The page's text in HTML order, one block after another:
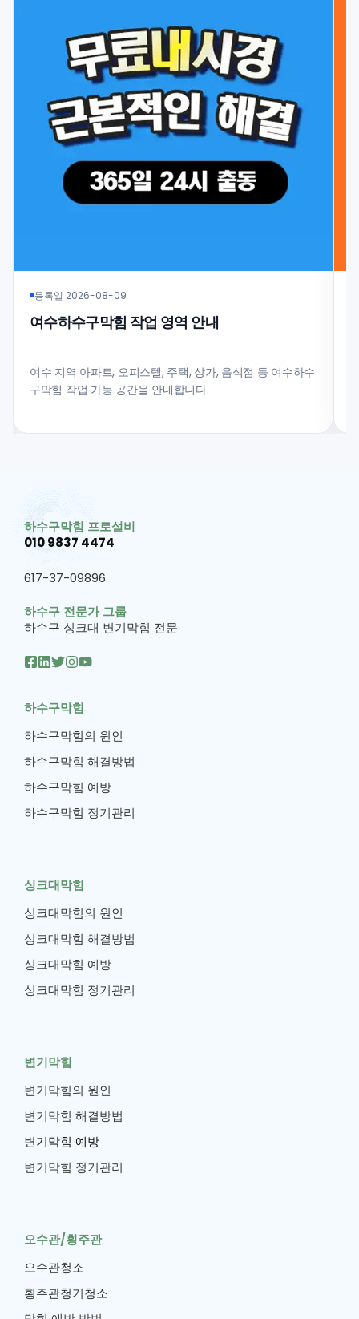
여수하수구막힘 작업 영역 안내
등록일 2026-08-09
여수 지역 아파트, 오피스텔, 주택, 상가, 음식점 등 여수하수
구막힘 작업 가능 공간을 안내합니다.
하수구막힘 프로설비
010 9837 4474
617-37-09896
하수구 전문가 그룹
하수구 싱크대 변기막힘 전문
하수구막힘
하수구막힘의 원인
하수구막힘 해결방법
하수구막힘 예방
하수구막힘 정기관리
싱크대막힘
싱크대막힘의 원인
싱크대막힘 해결방법
싱크대막힘 예방
싱크대막힘 정기관리
변기막힘
변기막힘의 원인
변기막힘 해결방법
변기막힘 예방
변기막힘 정기관리
오수관/횡주관
오수관청소
횡주관청기청소